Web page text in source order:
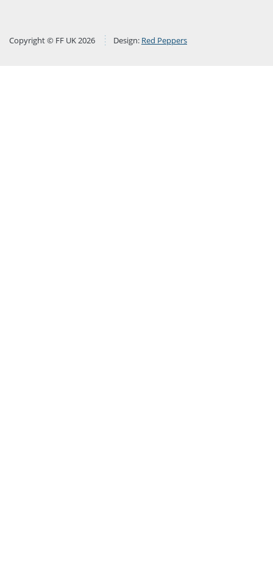
Copyright © FF UK 2026 Design: Red Peppers